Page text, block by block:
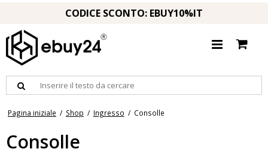
CODICE SCONTO: EBUY10%IT
Pagina iniziale / Shop / Ingresso / Consolle
Consolle